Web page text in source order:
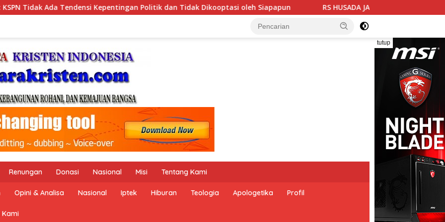
Tidak Dikooptasi oleh Siapapun RS HUSADA JAKARTA 1924 RESMI BENTUK CLUB STROKE: “MERDEKA STROKE UNTUK
tutup
Renungan Donasi Nasional Misi Tentang Kami
Opini & Analisa Nasional Iptek Hiburan Teologia Apologetika Profil
Kami